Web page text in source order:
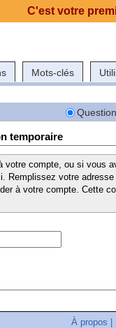
Mots-clés
temporaire
compte, ou si vous
Remplissez votre
à votre compte. Cette
À propos
C'est votre